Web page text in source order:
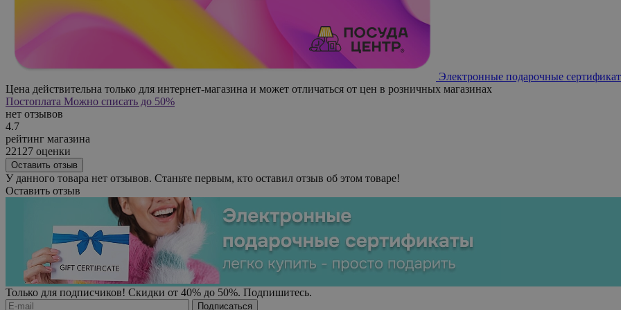
Электронные подарочные
Цена действительна только для интернет-магазина и может отличаться от цен в розничных магазинах
Постоплата Можно списать до 50%
нет отзывов
4.7
рейтинг магазина
22127 оценки
Оставить отзыв
У данного товара нет отзывов. Станьте первым, кто оставил отзыв об этом товаре!
Оставить отзыв
Только для подписчиков! Скидки от 40% до 50%. Подпишитесь.